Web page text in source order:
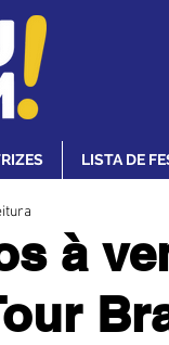
LISTA DE
à